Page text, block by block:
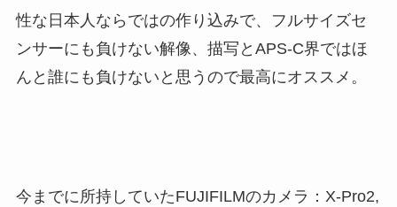
性な日本人ならではの作り込みで、フルサイズセ
ンサーにも負けない解像、描写とAPS-C界ではほ
んと誰にも負けないと思うので最高にオススメ。
今までに所持していたFUJIFILMのカメラ：X-Pro2,